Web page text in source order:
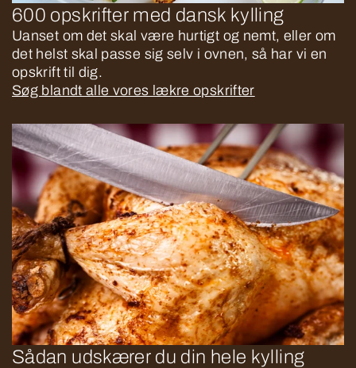
600 opskrifter med dansk kylling
Uanset om det skal være hurtigt og nemt, eller om
det helst skal passe sig selv i ovnen, så har vi en
opskrift til dig.
Søg blandt alle vores lækre opskrifter
Sådan udskærer du din hele kylling